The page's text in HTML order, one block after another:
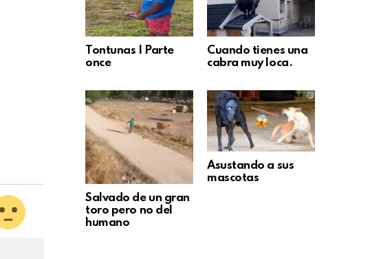
Tontunas | Parte
once
Cuando tienes una
cabra muy loca.
Salvado de un gran
toro pero no del
humano
Asustando a sus
mascotas